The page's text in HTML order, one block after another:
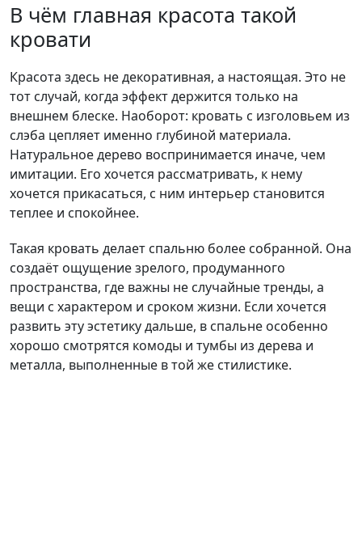
В чём главная красота такой
кровати
Красота здесь не декоративная, а настоящая. Это не
тот случай, когда эффект держится только на
внешнем блеске. Наоборот: кровать с изголовьем из
слэба цепляет именно глубиной материала.
Натуральное дерево воспринимается иначе, чем
имитации. Его хочется рассматривать, к нему
хочется прикасаться, с ним интерьер становится
теплее и спокойнее.
Такая кровать делает спальню более собранной. Она
создаёт ощущение зрелого, продуманного
пространства, где важны не случайные тренды, а
вещи с характером и сроком жизни. Если хочется
развить эту эстетику дальше, в спальне особенно
хорошо смотрятся комоды и тумбы из дерева и
металла, выполненные в той же стилистике.